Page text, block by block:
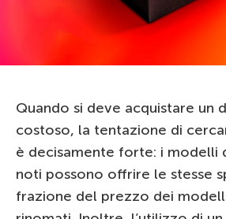
Quando si deve acquistare un
costoso, la tentazione di
è decisamente forte: i modelli
noti possono offrire le stesse
frazione del prezzo dei